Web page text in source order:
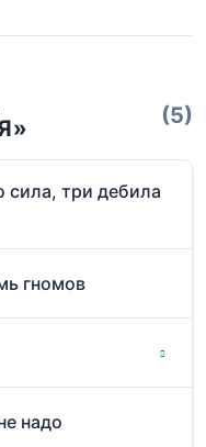
(5)
сила, три дебила
гномов
надо